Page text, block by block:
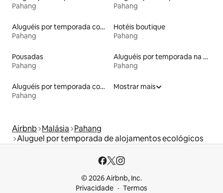
Pahang
Pahang
Aluguéis por temporada com acesso ao lago
Pahang
Hotéis boutique
Pahang
Pousadas
Pahang
Aluguéis por temporada na orla
Pahang
Aluguéis por temporada com banheira de hidromassagem
Pahang
Mostrar mais
Airbnb Malásia Pahang
Aluguel por temporada de alojamentos ecológicos
© 2026 Airbnb, Inc.
Privacidade
Termos